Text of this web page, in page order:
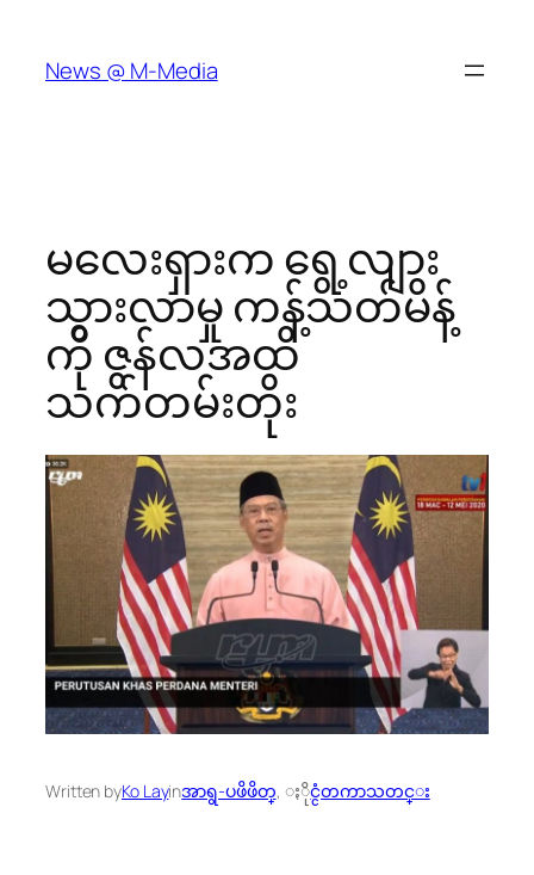
content
News @ M-Media
မလေးရှားက ရွေ့လျား
သွားလာမှု ကန့်သတ်မိန့်
ကို ဇွန်လအထိ
သက်တမ်းတိုး
Written byKo Layinအာရွ-ပဖိဖိတ္, ႏိုင္ငံတကာသတင္း